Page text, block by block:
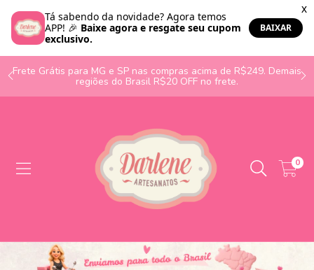
Frete Grátis para MG e SP nas compras acima de R$249. Demais
regiões do Brasil R$20 OFF no frete.
0